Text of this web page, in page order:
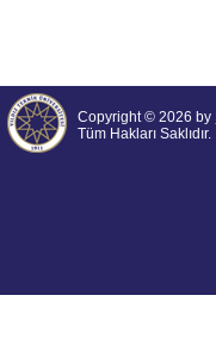
Copyright © 2026 by
Tüm Hakları Saklıdır.